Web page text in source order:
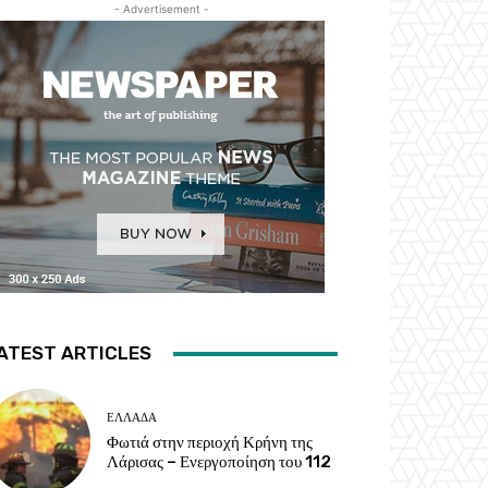
- Advertisement -
ARTICLES
ΕΛΛΑΔΑ
Φωτιά στην περιοχή Κρήνη της
Λάρισας – Ενεργοποίηση του 112